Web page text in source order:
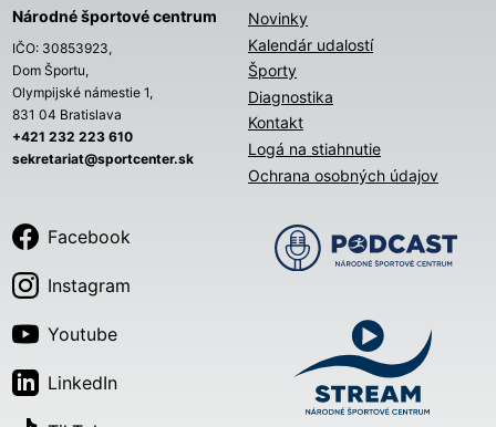
Národné športové centrum
IČO: 30853923,
Dom Športu,
Olympijské námestie 1,
831 04 Bratislava
+421 232 223 610
sekretariat@sportcenter.sk
Novinky
Kalendár udalostí
Športy
Diagnostika
Kontakt
Logá na stiahnutie
Ochrana osobných údajov
Facebook
Instagram
Youtube
LinkedIn